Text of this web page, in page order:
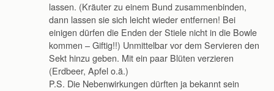
lassen. (Kräuter zu einem Bund zusammenbinden,
dann lassen sie sich leicht wieder entfernen! Bei
einigen dürfen die Enden der Stiele nicht in die Bowle
kommen – Giftig!!) Unmittelbar vor dem Servieren den
Sekt hinzu geben. Mit ein paar Blüten verzieren
(Erdbeer, Apfel o.ä.)
P.S. Die Nebenwirkungen dürften ja bekannt sein